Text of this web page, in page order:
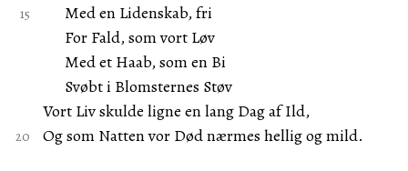
Med en Lidenskab, fri
For Fald, som vort Løv
Med et Haab, som en Bi
Svøbt i Blomsternes Støv
Vort Liv skulde ligne en lang Dag af Ild,
Og som Natten vor Død nærmes hellig og mild.